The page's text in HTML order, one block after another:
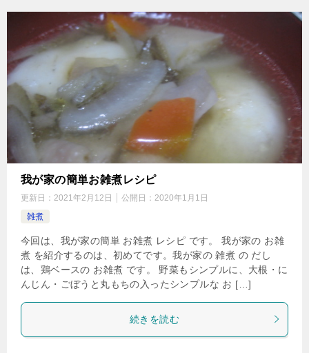
我が家の簡単お雑煮レシピ
更新日： 2021年2月12日 公開日： 2020年1月1日
雑煮
今回は、我が家の簡単 お雑煮 レシピ です。 我が家の お雑
煮 を紹介するのは、初めてです。我が家の 雑煮 の だし
は、鶏ベースの お雑煮 です。 野菜もシンプルに、大根・に
んじん・ごぼうと丸もちの入ったシンプルな お […]
続きを読む